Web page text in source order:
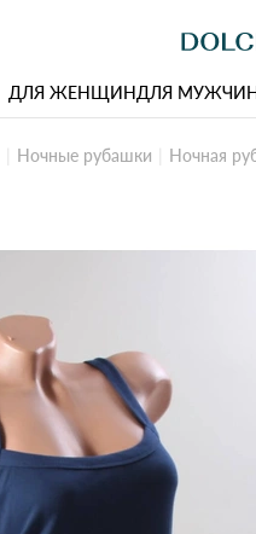
ДЛЯ ЖЕНЩИНДЛЯ
Ночные рубашки Ночная